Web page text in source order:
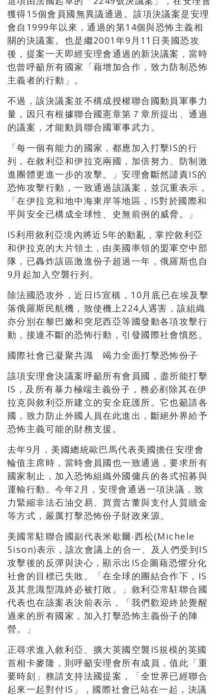
獲得15個會員國無異議通過。該項決議案是安理
會自1999年以來，通過的第14個與恐怖主義相
關的決議案。也是繼2001年9月11日美國恐攻
後，提案一天即經安理會通過的新決議案，當時
也曾呼籲所有國家「藉增加合作，致力防制恐怖
主義者的行動」。
不過，該決議案並不構成授權聯合國動員軍事力
量，因只有根據聯合國憲章第７章所提出、通過
的議案，才能動員聯合國軍事武力。
「每一個有能力的國家，都應加入打擊IS的行
列，在敘利亞和伊拉克兩國，加倍努力、防制激
進團體更進一步的攻擊。」安理會斷然譴責IS的
恐怖攻擊行動，一致通過該議案，並沉重表示，
「在伊拉克和地中海東岸等地區，IS對於國際和
平與安全已構成全球性、史無前例的威脅。」
IS利用敘利亞境內將近5年的動亂，掌控敘利亞
和伊拉克的大片領土，由美國率領的盟軍空中部
隊，已轟炸該區激進份子超過一年，俄羅斯也自
9月起加入空襲行列。
除法國恐攻外，近日IS宣稱，10月底已在埃及擊
落俄羅斯民航機，致使機上224人遇害，該組織
亦分別在黎巴嫩和突尼西亞等國發動各項攻擊行
動，接連不斷的恐怖行動，引發國際社會憤怒。
國際社會已凝聚共識 竭力全面打擊恐怖份子
該項安理會決議案呼籲所有會員國，盡所能打擊
IS，及所有暴力極端主義份子，務必剷除其在伊
拉克與敘利亞所建立的安全庇護所。它也籲請各
國，致力防止外國人員在此進出，斷絕外界給予
恐怖主義可能的財務支援。
去年9月，美國總統歐巴馬代表美國擔任安理會
輪值主席時，當時會員國也一致通過，要求所有
國家制止，加入恐怖組織外國傭兵的各式招募與
運輸行動。今年2月，安理會通過一項決議，致
力緊縮非法石油交易、買賣古董與支付人質贖金
等方式，嚴厲打擊恐怖份子財政來源。
美國常駐聯合國副代表米歇爾‧西松(Michele
Sison)表示，該次會議上的合一、及人們受到IS
攻擊後的反彈與決心，顯示出IS企圖藉恐懼分化
社會的目標已失敗。「在全球的團結合作下，IS
及其意識型識終必被打敗。」敘利亞常駐聯合國
代表也在該案表決前表示，「我們歡迎終於覺醒
過來的所有國家，加入打擊恐怖主義份子的陣
營。」
正尋求進入敘利亞、擴大英國空襲IS規模的英國
首相卡麥隆，則呼籲安理會所有成員，值此「重
要時刻」務請支持法國提案，「全世界已經聯合
起來一起對付IS」，國際社會已站在一起，決議